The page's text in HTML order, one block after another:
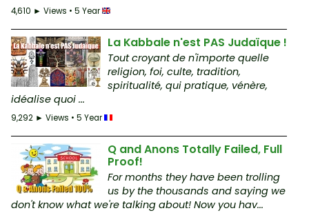
4,610 ► Views • 5 Year
La Kabbale n'est PAS Judaïque !
Tout croyant de n'importe quelle
religion, foi, culte, tradition,
spiritualité, qui pratique, vénère,
idéalise quoi ...
9,292 ► Views • 5 Year
Q and Anons Totally Failed, Full
Proof!
For months they have been trolling
us by the thousands and saying we
don't know what we're talking about! Now you hav...